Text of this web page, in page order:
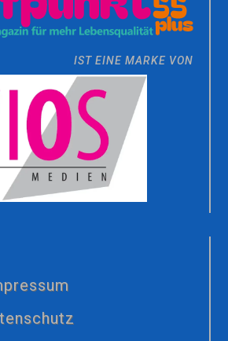
IST EINE MARKE VON